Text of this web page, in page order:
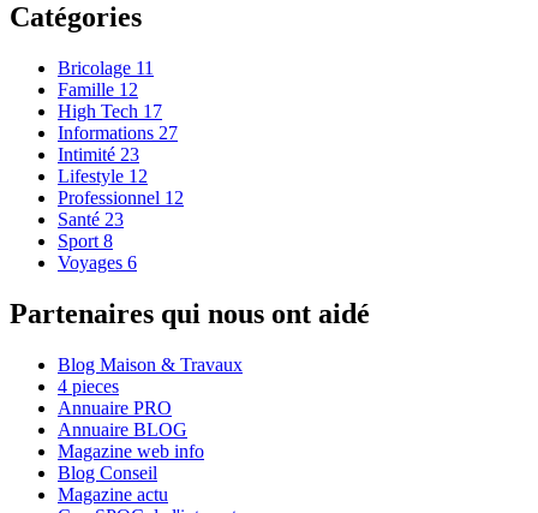
Catégories
Bricolage 11
Famille 12
High Tech 17
Informations 27
Intimité 23
Lifestyle 12
Professionnel 12
Santé 23
Sport 8
Voyages 6
Partenaires qui nous ont aidé
Blog Maison & Travaux
4 pieces
Annuaire PRO
Annuaire BLOG
Magazine web info
Blog Conseil
Magazine actu